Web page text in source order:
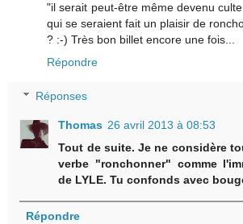
"il serait peut-être même devenu
qui se seraient fait un plaisir de
? :-) Très bon billet encore une fois...
Répondre
Réponses
Thomas 26 avril 2013 à 08:53
Tout de suite. Je ne considère
verbe "ronchonner" comme
de LYLE. Tu confonds avec
Répondre